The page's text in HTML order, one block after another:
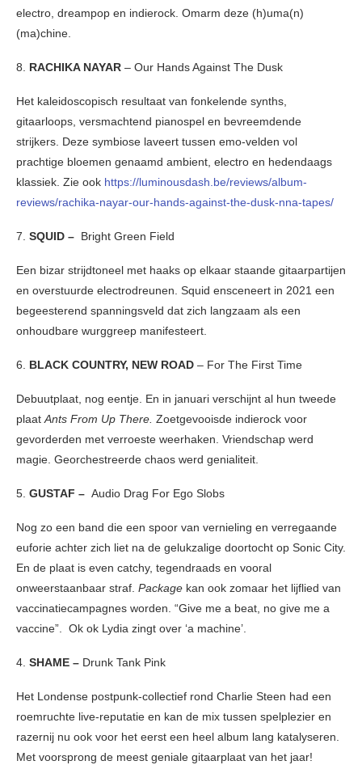
electro, dreampop en indierock. Omarm deze (h)uma(n)
(ma)chine.
8. RACHIKA NAYAR – Our Hands Against The Dusk
Het kaleidoscopisch resultaat van fonkelende synths,
gitaarloops, versmachtend pianospel en bevreemdende
strijkers. Deze symbiose laveert tussen emo-velden vol
prachtige bloemen genaamd ambient, electro en hedendaags
klassiek. Zie ook https://luminousdash.be/reviews/album-
reviews/rachika-nayar-our-hands-against-the-dusk-nna-tapes/
7. SQUID – Bright Green Field
Een bizar strijdtoneel met haaks op elkaar staande gitaarpartijen
en overstuurde electrodreunen. Squid ensceneert in 2021 een
begeesterend spanningsveld dat zich langzaam als een
onhoudbare wurggreep manifesteert.
6. BLACK COUNTRY, NEW ROAD – For The First Time
Debuutplaat, nog eentje. En in januari verschijnt al hun tweede
plaatAnts From Up There. Zoetgevooisde indierock voor
gevorderden met verroeste weerhaken. Vriendschap werd
magie. Georchestreerde chaos werd genialiteit.
5. GUSTAF – Audio Drag For Ego Slobs
Nog zo een band die een spoor van vernieling en verregaande
euforie achter zich liet na de gelukzalige doortocht op Sonic City.
En de plaat is even catchy, tegendraads en vooral
onweerstaanbaar straf. Package kan ook zomaar het lijflied van
vaccinatiecampagnes worden. “Give me a beat, no give me a
vaccine”. Ok ok Lydia zingt over ‘a machine’.
4. SHAME – Drunk Tank Pink
Het Londense postpunk-collectief rond Charlie Steen had een
roemruchte live-reputatie en kan de mix tussen spelplezier en
razernij nu ook voor het eerst een heel album lang katalyseren.
Met voorsprong de meest geniale gitaarplaat van het jaar!